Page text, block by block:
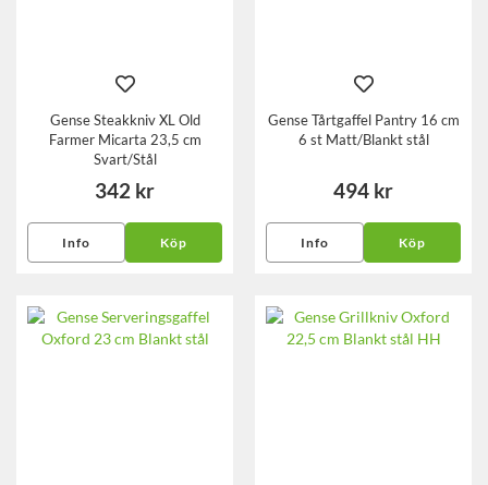
Gense Steakkniv XL Old
Farmer Micarta 23,5 cm
Svart/Stål
342 kr
Info Köp
Gense Tårtgaffel Pantry 16 cm
6 st Matt/Blankt stål
494 kr
Info Köp